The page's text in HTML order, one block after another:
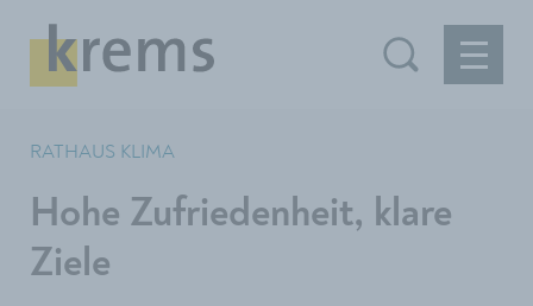
RATHAUS KLIMA
Hohe Zufriedenheit, klare
Ziele